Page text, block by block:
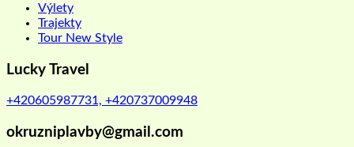
Výlety
Trajekty
Tour New Style
Lucky Travel
+420605987731, +420737009948
okruzniplavby@gmail.com